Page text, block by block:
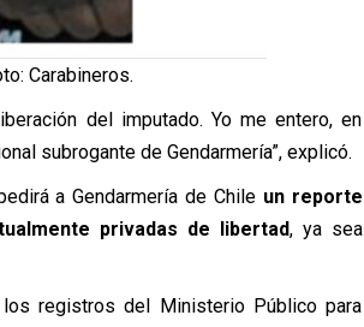
Carabineros.
del imputado. Yo me entero, en
subrogante de Gendarmería”, explicó.
a Gendarmería de Chileun reporte
privadas de libertad, ya sea
registros del Ministerio Público para